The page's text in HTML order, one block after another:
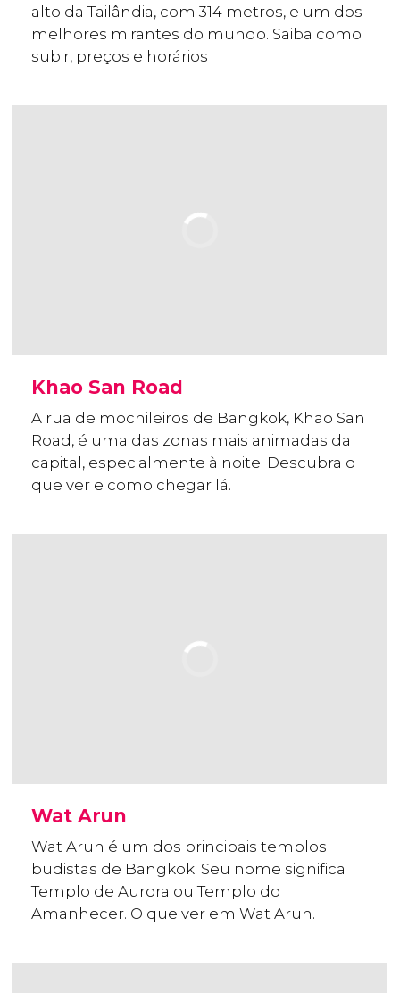
alto da Tailândia, com 314 metros, e um dos
melhores mirantes do mundo. Saiba como
subir, preços e horários
Khao San Road
A rua de mochileiros de Bangkok, Khao San
Road, é uma das zonas mais animadas da
capital, especialmente à noite. Descubra o
que ver e como chegar lá.
Wat Arun
Wat Arun é um dos principais templos
budistas de Bangkok. Seu nome significa
Templo de Aurora ou Templo do
Amanhecer. O que ver em Wat Arun.